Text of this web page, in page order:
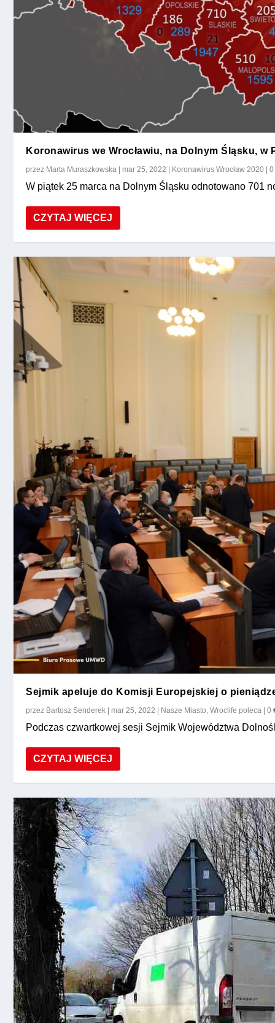
Koronawirus we Wrocławiu, na Dolnym Śląsku, w
przez Marta Muraszkowska |mar 25, 2022 Koronawirus Wrocław 2020 |
W piątek 25 marca na Dolnym Śląsku odnotowano 701
CZYTAJ WIĘCEJ
Sejmik apeluje do Komisji Europejskiej o
przez Bartosz Senderek |mar 25, 2022 Nasze Miasto,Wroclife poleca |0
Podczas czwartkowej sesji Sejmik Województwa
CZYTAJ WIĘCEJ